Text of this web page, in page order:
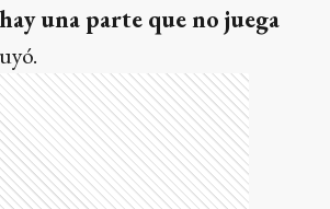
una parte que no juega